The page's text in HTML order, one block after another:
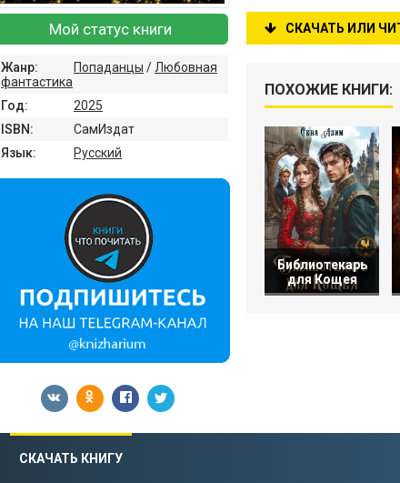
СКАЧАТЬ ИЛИ
ПОХОЖИЕ КНИГИ:
Библиотекарь
для Кощея
Мой статус книги
Жанр: Попаданцы /Любовная
фантастика
Год:
2025
ISBN:
СамИздат
Язык:
Русский
СКАЧАТЬ КНИГУ